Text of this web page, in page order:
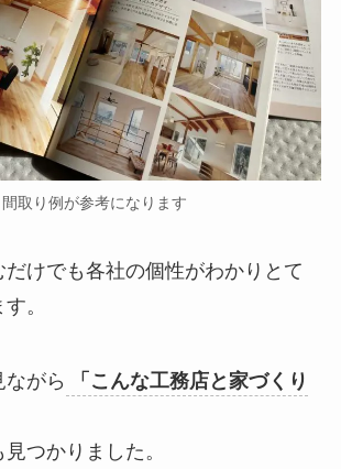
間取り例が参考になります
だけでも各社の個性がわかりとて
。
ながら
「こんな工務店と家づくり
つかりました。